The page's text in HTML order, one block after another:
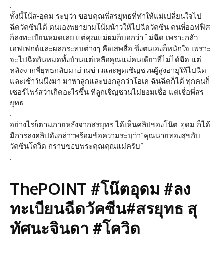
.
ทั้งนี้โน้ส-อุดม ระบุว่า ขอบคุณพี่สรยุทธที่ทำให้แม่เปลี่ยนใจไป
ฉีดวัคซีนได้ ตนเองพยายามโน้มน้าวให้ไปฉีดวัคซีน คนที่ออฟฟิศ
ก็ลงทะเบียนหมดเลย แต่คุณแม่ผมก็บอกว่า ไม่ฉีด เพราะกลัว
เอฟเฟกต์และผลกระทบต่างๆ คือเสพสื่อ ซึ่งตนเองก็หนักใจ เพราะ
จะไปฉีดกันหมดทั้งบ้านแต่เหลือคุณแม่คนเดียวที่ไม่ได้ฉีด แต่
หลังจากพี่ยุทธกลับมาอ่านข่าวและพูดเชิญชวนผู้สูงอายุให้ไปฉีด
และเช้าวันนึงมา มาหาลูกและบอกลูกว่าโอเค ฉันฉีดก็ได้ ทุกคนก็
เซอร์ไพร์สว่าเกิดอะไรขึ้น ทีลูกเชิญชวนไม่ยอมเชื่อ แต่เชื่อพี่สร
ยุทธ
.
อย่างไรก็ตามภายหลังจากสรยุทธ ได้เห็นคลิปของโน๊ต-อุดม ก็ได้
มีการลงคลิปดังกล่าวพร้อมข้อความระบุว่า“คุณนายทองสุขกับ
วัคซีนโควิด กราบขอบพระคุณคุณแม่ครับ”
.
ThePOINT #โน๊ตอุดม #ลง
ทะเบียนฉีดวัคซีน#สรยุทธ สุ
ทัศนะจินดา #โควิด